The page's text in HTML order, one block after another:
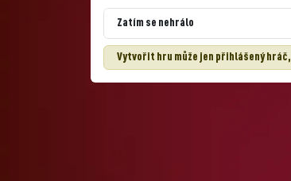
Zatím se nehrálo
Vytvořit hru může jen přihlášený hráč,